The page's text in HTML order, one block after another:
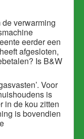
verwarming
eerder een
afgesloten,
Is B&W
Voor
is
in de kou zitten
is bovendien